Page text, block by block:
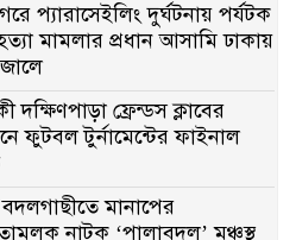
প্যারাসেইলিং দুর্ঘটনায় পর্যটক
মামলার প্রধান আসামি ঢাকায়
দক্ষিণপাড়া ফ্রেন্ডস ক্লাবের
ফুটবল টুর্নামেন্টের ফাইনাল
মানাপের
নাটক ‘পালাবদল’ মঞ্চস্থ